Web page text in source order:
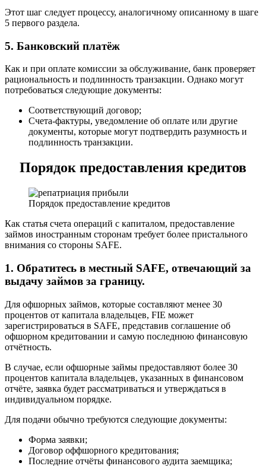
Этот шаг следует процессу, аналогичному описанному в шаге
5 первого раздела.
5. Банковский платёж
Как и при оплате комиссии за обслуживание, банк проверяет
рациональность и подлинность транзакции. Однако могут
потребоваться следующие документы:
Соответствующий договор;
Счета-фактуры, уведомление об оплате или другие
документы, которые могут подтвердить разумность и
подлинность транзакции.
Порядок предоставления кредитов
Порядок предоставление кредитов
Как статья счета операций с капиталом, предоставление
займов иностранным сторонам требует более пристального
внимания со стороны SAFE.
1. Обратитесь в местный SAFE, отвечающий за
выдачу займов за границу.
Для офшорных займов, которые составляют менее 30
процентов от капитала владельцев, FIE может
зарегистрироваться в SAFE, представив соглашение об
офшорном кредитовании и самую последнюю финансовую
отчётность.
В случае, если офшорные займы предоставляют более 30
процентов капитала владельцев, указанных в финансовом
отчёте, заявка будет рассматриваться и утверждаться в
индивидуальном порядке.
Для подачи обычно требуются следующие документы:
Форма заявки;
Договор оффшорного кредитования;
Последние отчёты финансового аудита заемщика;